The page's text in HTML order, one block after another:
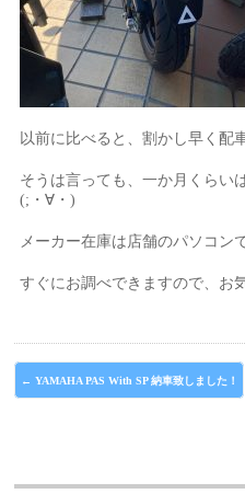
以前に比べると、割かし早く配
そうは言っても、一か月くらい
(;・∀・)
メーカー在庫は店舗のパソコン
すぐにお調べできますので、お
← YAMAHA PAS With SP 納車致しました！